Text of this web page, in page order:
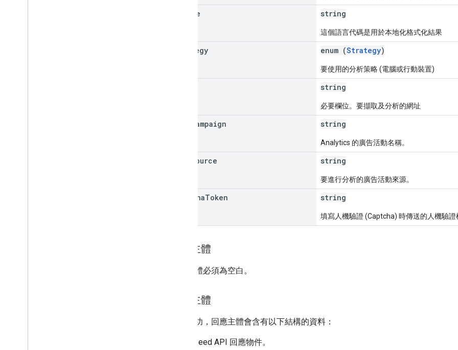
locale string
這個語言代碼是用於本地化格式化結果
strategy enum (Strategy)
要使用的分析策略 (電腦或行動裝置)
string
必要欄位。要擷取及分析的網址
campaign string
Analytics 的廣告活動名稱。
source string
要進行分析的廣告活動來源。
captchaToken string
填寫人機驗證 (Captcha) 時傳送的人機驗證
要求主體
要求主體必須為空白。
回應主體
如果成功，回應主體會含有以下結構的資料：
Pagespeed API 回應物件。